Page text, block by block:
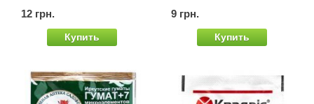
12 грн.
Купить
9 грн.
Купить
Семена щавеля
Элитные семена в банках
Лидеры продаж
Архив